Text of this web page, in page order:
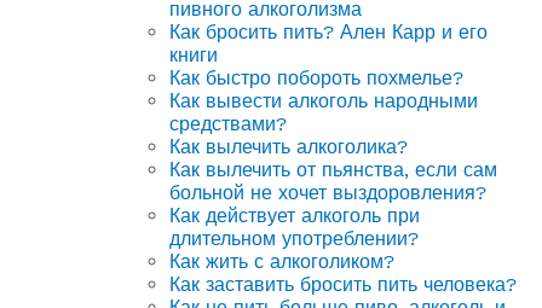
пивного алкоголизма
Как бросить пить? Ален Карр и его
книги
Как быстро побороть похмелье?
Как вывести алкоголь народными
средствами?
Как вылечить алкоголика?
Как вылечить от пьянства, если сам
больной не хочет выздоровления?
Как действует алкоголь при
длительном употреблении?
Как жить с алкоголиком?
Как заставить бросить пить человека?